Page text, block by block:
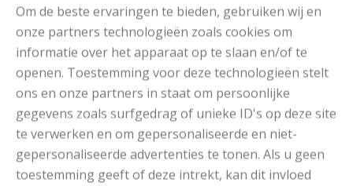
Om de beste ervaringen te bieden, gebruiken wij en
onze partners technologieën zoals cookies om
informatie over het apparaat op te slaan en/of te
openen. Toestemming voor deze technologieën stelt
ons en onze partners in staat om persoonlijke
gegevens zoals surfgedrag of unieke ID's op deze site
te verwerken en om gepersonaliseerde en niet-
gepersonaliseerde advertenties te tonen. Als u geen
toestemming geeft of deze intrekt, kan dit invloed